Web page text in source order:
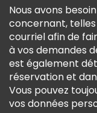
Politique En
Freetour Prix
Programme De
Nous avons
concernant,
courriel afin de
à vos demandes
est également
réservation et
Vous pouvez
vos données